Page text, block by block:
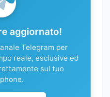
aggiornato!
Telegram per
reale, esclusive ed
sul tuo